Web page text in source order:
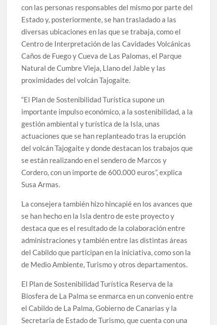
con las personas responsables del mismo por parte del
Estado y, posteriormente, se han trasladado a las
diversas ubicaciones en las que se trabaja, como el
Centro de Interpretación de las Cavidades Volcánicas
Caños de Fuego y Cueva de Las Palomas, el Parque
Natural de Cumbre Vieja, Llano del Jable y las
proximidades del volcán Tajogaite.
“El Plan de Sostenibilidad Turística supone un
importante impulso económico, a la sostenibilidad, a la
gestión ambiental y turística de la Isla, unas
actuaciones que se han replanteado tras la erupción
del volcán Tajogaite y donde destacan los trabajos que
se están realizando en el sendero de Marcos y
Cordero, con un importe de 600.000 euros”, explica
Susa Armas.
La consejera también hizo hincapié en los avances que
se han hecho en la Isla dentro de este proyecto y
destaca que es el resultado de la colaboración entre
administraciones y también entre las distintas áreas
del Cabildo que participan en la iniciativa, como son la
de Medio Ambiente, Turismo y otros departamentos.
El Plan de Sostenibilidad Turística Reserva de la
Biosfera de La Palma se enmarca en un convenio entre
el Cabildo de La Palma, Gobierno de Canarias y la
Secretaría de Estado de Turismo, que cuenta con una